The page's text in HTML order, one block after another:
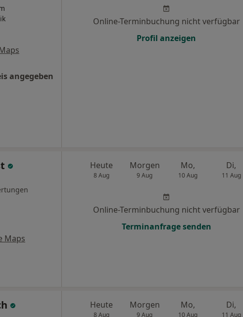
angegeben
Online-Terminbuchung nicht verfügbar
Profil anzeigen
Maps
Heute
8 Aug
Morgen
9 Aug
Mo,
10 Aug
Di,
11 Aug
Online-Terminbuchung nicht verfügbar
Terminanfrage senden
Heute
8 Aug
Morgen
9 Aug
Mo,
10 Aug
Di,
11 Aug